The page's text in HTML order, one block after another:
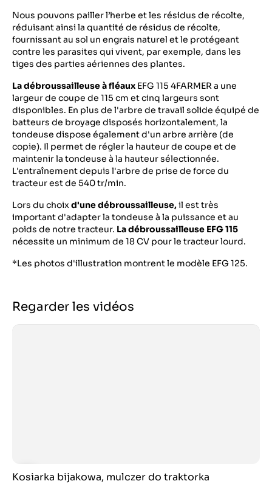
Nous pouvons pailler l’herbe et les résidus de récolte,
réduisant ainsi la quantité de résidus de récolte,
fournissant au sol un engrais naturel et le protégeant
contre les parasites qui vivent, par exemple, dans les
tiges des parties aériennes des plantes.
Ladébroussailleuse à fléaux EFG 115 4FARMER a une
largeur de coupe de 115 cm et cinq largeurs sont
disponibles. En plus de l'arbre de travail solide équipé de
batteurs de broyage disposés horizontalement, la
tondeuse dispose également d'un arbre arrière (de
copie). Il permet de régler la hauteur de coupe et de
maintenir la tondeuse à la hauteur sélectionnée.
L'entraînement depuis l'arbre de prise de force du
tracteur est de 540 tr/min.
Lors du choixd'une débroussailleuse,il est très
important d'adapter la tondeuse à la puissance et au
poids de notre tracteur. La débroussailleuse EFG 115
nécessite un minimum de 18 CV pour le tracteur lourd.
*Les photos d'illustration montrent le modèle EFG 125.
Regarder les vidéos
Kosiarka bijakowa, mulczer do traktorka